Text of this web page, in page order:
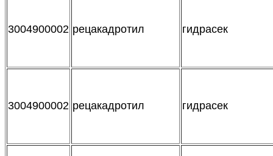
3004900002 рецакадротил гидрасек
3004900002 рецакадротил гидрасек